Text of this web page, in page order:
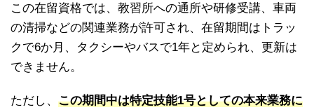
この在留資格では、教習所への通所や研修受講、車両
の清掃などの関連業務が許可され、在留期間はトラッ
クで6か月、タクシーやバスで1年と定められ、更新は
できません。
ただし、 この期間中は特定技能1号としての本来業務に